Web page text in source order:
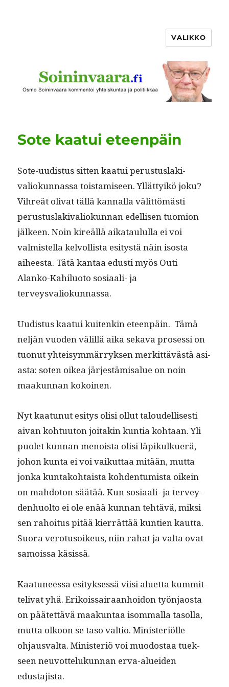
VALIKKO
Sote kaatui eteenpäin
Sote-uud­is­tus sit­ten kaa­tui perus­tus­laki­
valiokun­nas­sa tois­tamiseen. Yllät­tyikö joku?
Vihreät oli­vat täl­lä kan­nal­la välit­tömästi
perus­tus­laki­valiokun­nan edel­lisen tuomion
jäl­keen. Noin kireäl­lä aikataul­ul­la ei voi
valmis­tel­la kelvol­lista esi­tys­tä näin isos­ta
aiheesta. Tätä kan­taa edusti myös Outi
Alanko-Kahilu­o­to sosi­aali- ja
terveysvaliokunnassa.
Uud­is­tus kaa­tui kuitenkin eteen­päin. Tämä
neljän vuo­den välil­lä aika seka­va pros­es­si on
tuonut yhteisym­mär­ryk­sen merkit­tävästä asi­
as­ta: soten oikea jär­jestämisalue on noin
maakun­nan kokoinen.
Nyt kaatunut esi­tys olisi ollut taloudel­lis­es­ti
aivan kohtu­u­ton joitakin kun­tia kohtaan. Yli
puo­let kun­nan menoista olisi läpikulkuerä,
johon kun­ta ei voi vaikut­taa mitään, mut­ta
jon­ka kun­tako­htaista kohden­tu­mista oikein
on mah­do­ton säätää. Kun sosi­aali- ja ter­vey­
den­huolto ei ole enää kun­nan tehtävä, mik­si
sen rahoi­tus pitää kier­rät­tää kun­tien kaut­ta.
Suo­ra vero­tu­soikeus, niin rahat ja val­ta ovat
samoissa käsissä.
Kaatuneessa esi­tyk­sessä viisi aluet­ta kum­mit­
te­liv­at yhä. Erikois­sairaan­hoidon työn­jaos­ta
on päätet­tävä maakun­taa isom­mal­la tasol­la,
mut­ta olkoon se taso val­tio. Min­is­ter­iölle
ohjaus­val­ta. Min­is­ter­iö voi muo­dostaa tuek­
seen neu­vot­telukun­nan erva-aluei­den
edustajista.